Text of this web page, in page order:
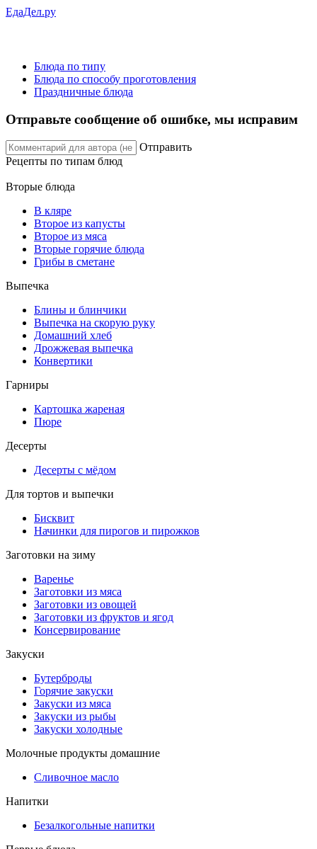
ЕдаДел.ру
Блюда по типу
Блюда по способу проготовления
Праздничные блюда
Отправьте сообщение об ошибке, мы исправим
Отправить
Рецепты по типам блюд
Вторые блюда
В кляре
Второе из капусты
Второе из мяса
Вторые горячие блюда
Грибы в сметане
Выпечка
Блины и блинчики
Выпечка на скорую руку
Домашний хлеб
Дрожжевая выпечка
Конвертики
Гарниры
Картошка жареная
Пюре
Десерты
Десерты с мёдом
Для тортов и выпечки
Бисквит
Начинки для пирогов и пирожков
Заготовки на зиму
Варенье
Заготовки из мяса
Заготовки из овощей
Заготовки из фруктов и ягод
Консервирование
Закуски
Бутерброды
Горячие закуски
Закуски из мяса
Закуски из рыбы
Закуски холодные
Молочные продукты домашние
Сливочное масло
Напитки
Безалкогольные напитки